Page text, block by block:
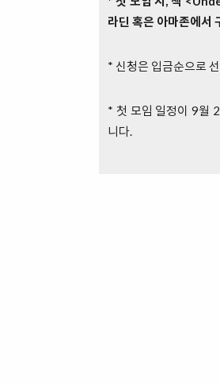
라딘 혹은 아마존에서
* 신청은 입금순으로
* 첫 모임 일정이 9월
니다.